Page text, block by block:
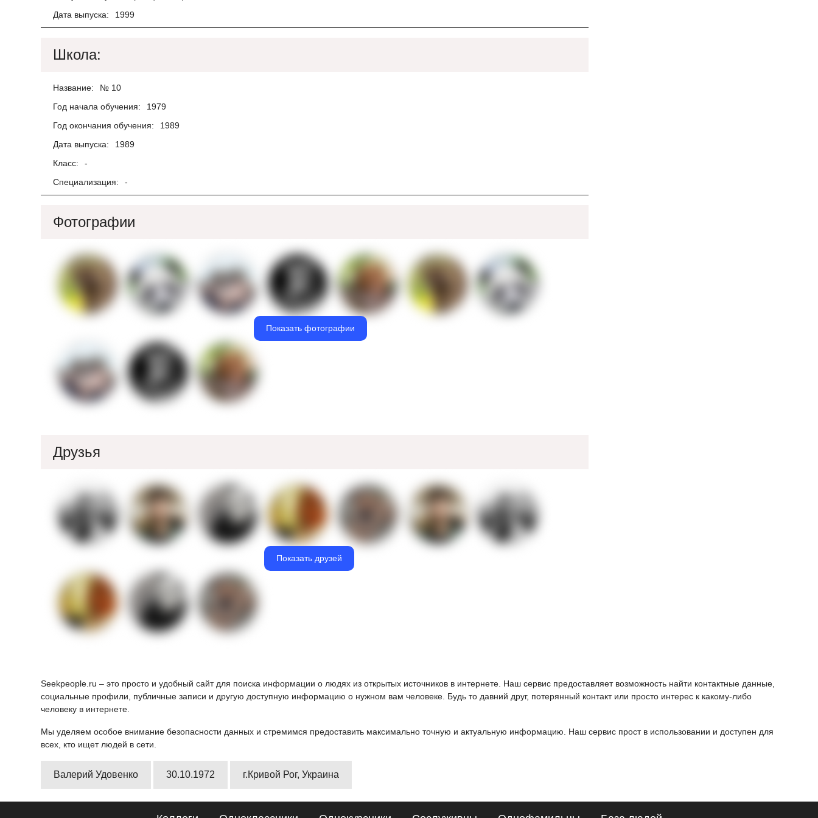
Дата выпуска:
1999
Школа:
Название:
№ 10
Год начала обучения:
1979
Год окончания обучения:
1989
Дата выпуска:
1989
Класс:
-
Специализация:
-
Фотографии
Показать фотографии
Друзья
Показать друзей
Seekpeople.ru – это просто и удобный сайт для поиска информации о людях из открытых источников в интернете. Наш сервис предоставляет возможность найти контактные данные,
социальные профили, публичные записи и другую доступную информацию о нужном вам человеке. Будь то давний друг, потерянный контакт или просто интерес к какому-либо
человеку в интернете.
Мы уделяем особое внимание безопасности данных и стремимся предоставить максимально точную и актуальную информацию. Наш сервис прост в использовании и доступен для
всех, кто ищет людей в сети.
Валерий Удовенко 30.10.1972 г.Кривой Рог, Украина